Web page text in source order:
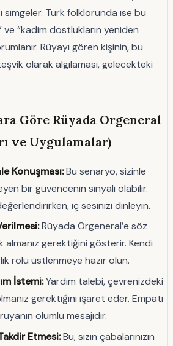
simgeler. Türk folklorunda ise bu
ve “kadim dostlukların yeniden
Rüyayı gören kişinin, bu
olarak algılaması, gelecekteki
Göre Rüyada Orgeneral
ve Uygulamalar)
Konuşması:Bu senaryo, sizinle
bir güvencenin sinyali olabilir.
iç sesinizi dinleyin.
Rüyada Orgeneral’e söz
almanız gerektiğini gösterir. Kendi
rolü üstlenmeye hazır olun.
İstemi:Yardım talebi, çevrenizdeki
gerektiğini işaret eder. Empati
olumlu mesajıdır.
Etmesi:Bu, sizin çabalarınızın